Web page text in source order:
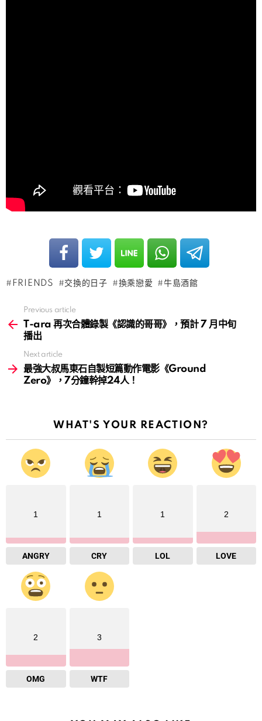
FRIENDS 交換的日子 換乘戀愛 牛島酒館
more
Previous article
T-ara 再次合體錄製《認識的哥哥》，預計 7 月中旬
播出
Next article
最強大叔馬東石自製短篇動作電影《Ground
Zero》，7分鐘幹掉24人！
WHAT'S YOUR REACTION?
1
ANGRY
1
CRY
1
LOL
2
LOVE
2
OMG
3
WTF